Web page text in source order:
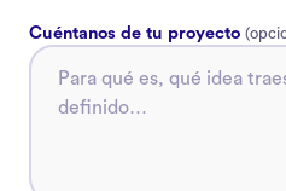
Cuéntanos de tu proyecto